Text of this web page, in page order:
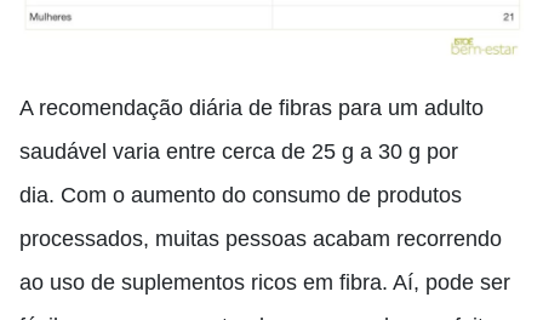
A recomendação diária de fibras para um adulto
saudável varia entre cerca de 25 g a 30 g por
dia. Com o aumento do consumo de produtos
processados, muitas pessoas acabam recorrendo
ao uso de suplementos ricos em fibra. Aí, pode ser